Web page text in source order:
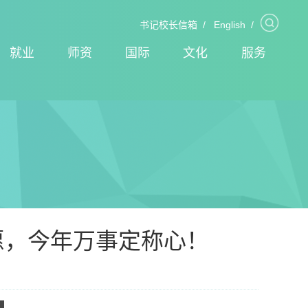
书记校长信箱 / English /
就业 师资 国际 文化 服务
今年万事定称心！